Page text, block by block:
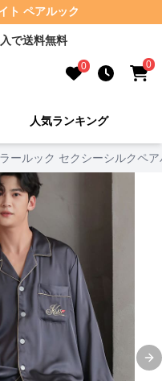
ト ペアルック
で送料無料
0 0
人気ランキング
ールック セクシーシルクペ